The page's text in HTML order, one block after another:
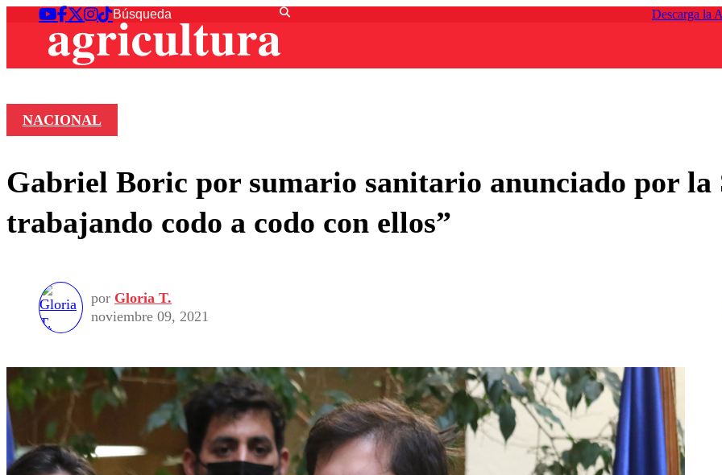
Descarga la
NACIONAL
Gabriel Boric por sumario sanitario anunciado por la
trabajando codo a codo con ellos”
por Gloria T.
noviembre 09, 2021